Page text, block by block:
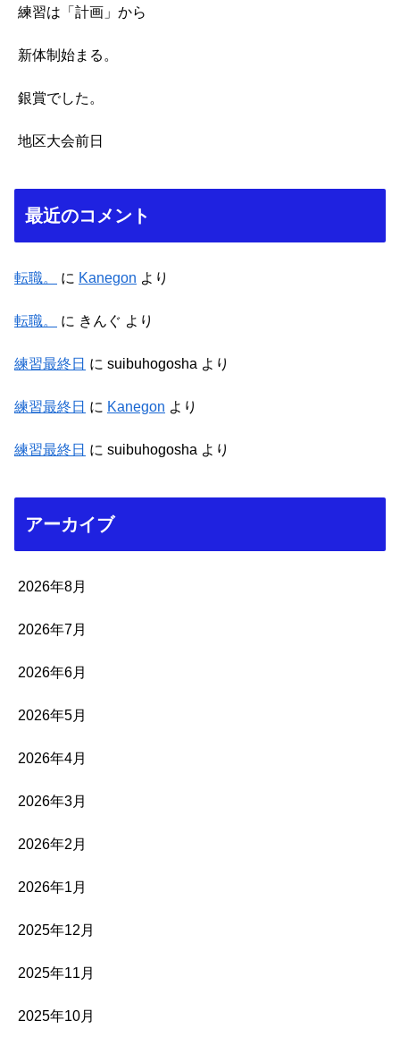
練習は「計画」から
新体制始まる。
銀賞でした。
地区大会前日
最近のコメント
転職。 に Kanegon より
転職。 に きんぐ より
練習最終日 に suibuhogosha より
練習最終日 に Kanegon より
練習最終日 に suibuhogosha より
アーカイブ
2026年8月
2026年7月
2026年6月
2026年5月
2026年4月
2026年3月
2026年2月
2026年1月
2025年12月
2025年11月
2025年10月